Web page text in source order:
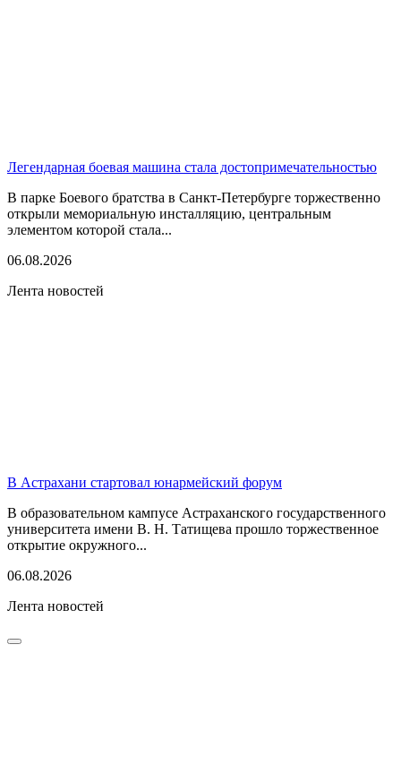
Легендарная боевая машина стала достопримечательностью
В парке Боевого братства в Санкт-Петербурге торжественно
открыли мемориальную инсталляцию, центральным
элементом которой стала...
06.08.2026
Лента новостей
В Астрахани стартовал юнармейский форум
В образовательном кампусе Астраханского государственного
университета имени В. Н. Татищева прошло торжественное
открытие окружного...
06.08.2026
Лента новостей